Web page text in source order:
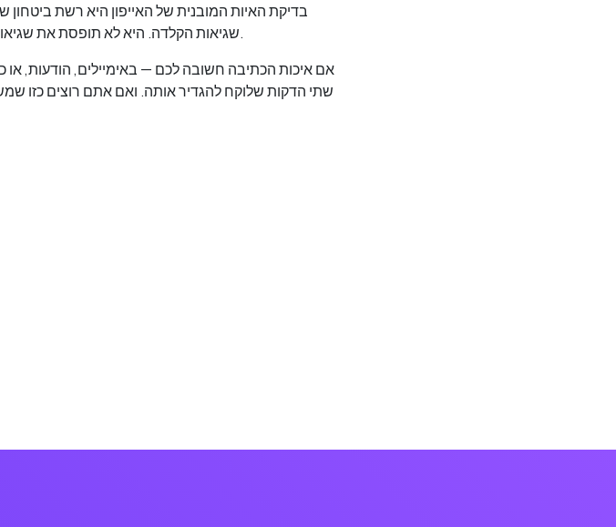
בדיקת האיות המובנית של האייפון היא רשת
שגיאות הקלדה. היא לא תופסת את שגיאות הדקדוק שגורמות לתקשורת מקצועית להיראות רשלנית.
אם איכות הכתיבה חשובה לכם — באימיילים, הודעות, או
שתי הדקות שלוקח להגדיר אותה. ואם אתם רוצים כזו